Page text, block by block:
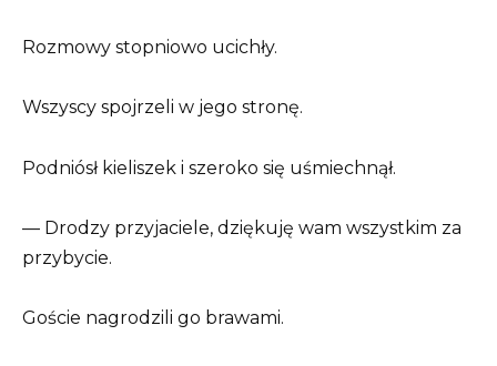
Rozmowy stopniowo ucichły.
Wszyscy spojrzeli w jego stronę.
Podniósł kieliszek i szeroko się uśmiechnął.
— Drodzy przyjaciele, dziękuję wam wszystkim za
przybycie.
Goście nagrodzili go brawami.